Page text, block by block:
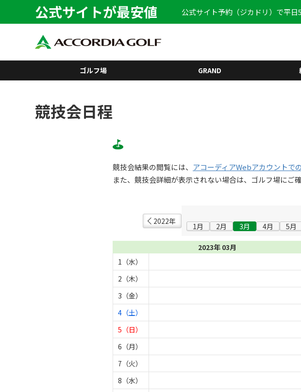
公式サイトが最安値 公式サイト予約（ジカドリ）で平
ゴルフ場 GRAND
競技会日程
競技会結果の閲覧には、 アコーディアWebアカウントで
また、競技会詳細が表示されない場合は、ゴルフ場にご
2022年
1月 2月 3月 4月 5月
2023年 03月
1（水）
2（木）
3（金）
4（土）
5（日）
6（月）
7（火）
8（水）